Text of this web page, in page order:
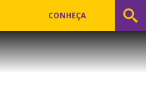
CONHEÇA